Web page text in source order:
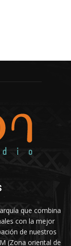
que combina
con la mejor
de nuestros
(Zona oriental de